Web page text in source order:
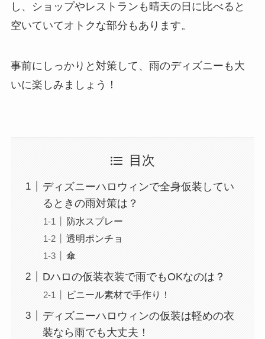
し、ショップやレストランも晴天の日に比べると
空いていてオトクな部分もあります。
事前にしっかりと対策して、雨のディズニーも大
いに楽しみましょう！
目次
ディズニーハロウィンで全身仮装してい
るときの雨対策は？
防水スプレー
透明ポンチョ
傘
Dハロの仮装衣装で雨でもOKなのは？
ビニール素材で手作り！
ディズニーハロウィンの仮装は軽めの衣
装なら雨でも大丈夫！